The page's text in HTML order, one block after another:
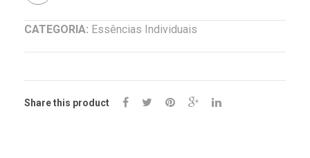
(Nynphaea
CATEGORIA: Essências Individuais
Share this product